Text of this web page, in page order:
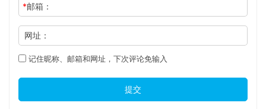
*邮箱：
网址：
记住昵称、邮箱和网址，下次评论免输入
提交